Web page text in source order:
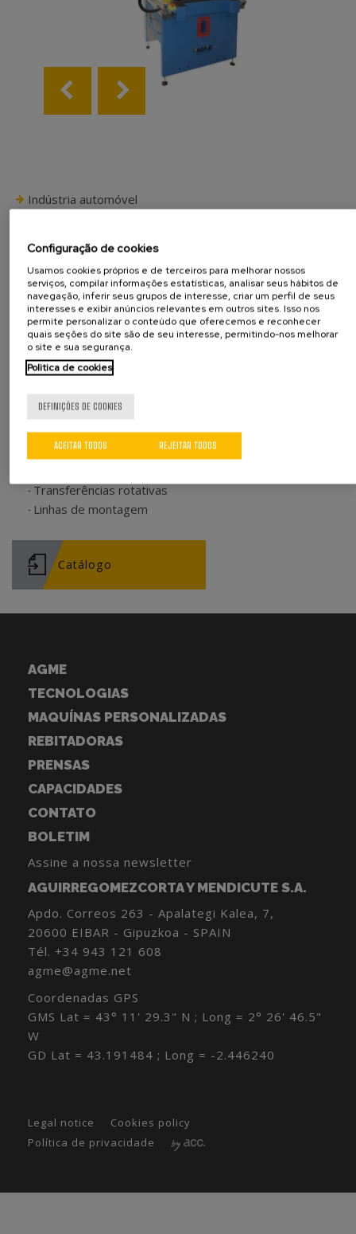
Indústria automóvel
Dobradiças
Reclinadores de assentos
Casquilhos
Outros componentes
Outras indústrias
Ferragens e serralharia
Componentes de dispositivos elétricos
Outros componentes
Tipos de máquinas
Transferências rotativas
Linhas de montagem
Catálogo
AGME
TECNOLOGIAS
MAQUÍNAS PERSONALIZADAS
REBITADORAS
PRENSAS
CAPACIDADES
CONTATO
BOLETIM
Assine a nossa newsletter
AGUIRREGOMEZCORTA Y MENDICUTE S.A.
Apdo. Correos 263 - Apalategi Kalea, 7,
20600 EIBAR - Gipuzkoa - SPAIN
Tél. +34 943 121 608
agme@agme.net
Coordenadas GPS
GMS Lat = 43° 11' 29.3" N ; Long = 2° 26' 46.5"
W
GD Lat = 43.191484 ; Long = -2.446240
Legal notice
Cookies policy
Política de privacidade
Configuração de cookies
Usamos cookies próprios e de terceiros para melhorar nossos
serviços, compilar informações estatísticas, analisar seus hábitos de
navegação, inferir seus grupos de interesse, criar um perfil de seus
interesses e exibir anúncios relevantes em outros sites. Isso nos
permite personalizar o conteúdo que oferecemos e reconhecer
quais seções do site são de seu interesse, permitindo-nos melhorar
o site e sua segurança.
Politica de cookies
DEFINIÇÕES DE COOKIES
REJEITAR TODOS
ACEITAR TODOS